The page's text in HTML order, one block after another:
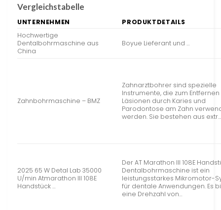
Vergleichstabelle
UNTERNEHMEN
PRODUKTDETAILS
Hochwertige
Dentalbohrmaschine aus
China
Boyue Lieferant und …
Zahnbohrmaschine – BMZ
Zahnarztbohrer sind spezielle
Instrumente, die zum
Läsionen durch Karies und
Parodontose am Zahn
werden. Sie bestehen aus
2025 65 W Detal Lab 35000
U/min Atmarathon III 108E
Handstück …
Der AT Marathon III 108E
Dentalbohrmaschine ist ein
leistungsstarkes Mikromotor-
für dentale Anwendungen. Es
eine Drehzahl von…